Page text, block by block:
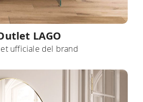
LAGO
ufficiale del brand